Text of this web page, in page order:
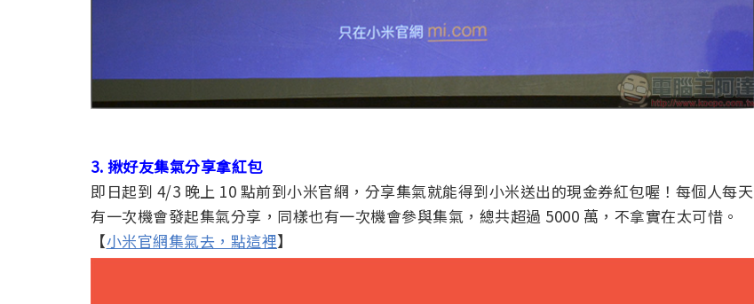
3. 揪好友集氣分享拿紅包
即日起到 4/3 晚上 10 點前到小米官網，分享集氣就能得到小米送出的現金券紅包喔！每個人每天
有一次機會發起集氣分享，同樣也有一次機會參與集氣，總共超過 5000 萬，不拿實在太可惜。
【小米官網集氣去，點這裡】